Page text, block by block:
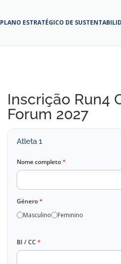
PLANO ESTRATÉGICO DE
Inscrição Run4
Forum 2027
Atleta 1
Nome completo*
Género*
Masculino
Feminino
BI / CC *